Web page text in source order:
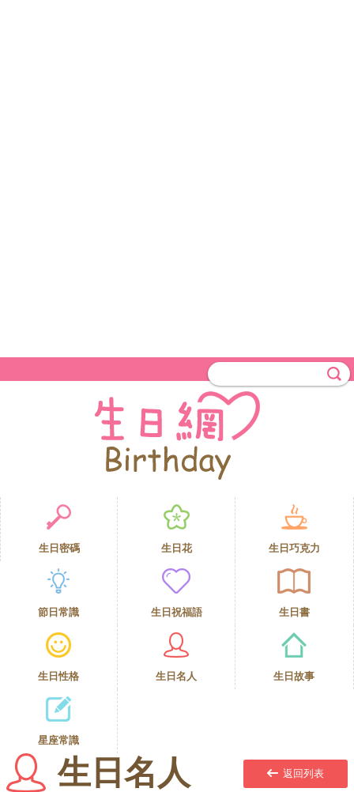
生日密碼 生日花 生日巧克力
節日常識 生日祝福語 生日書
生日性格 生日名人 生日故事
星座常識
生日名人 返回列表